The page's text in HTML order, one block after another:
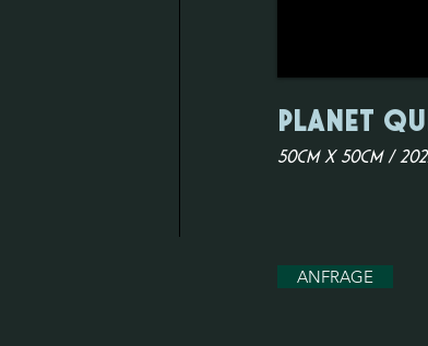
planet
50cm x 50cm /
ANFRAGE